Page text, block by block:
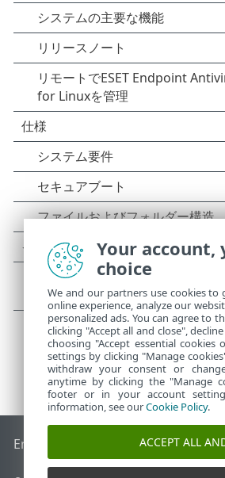
End of Life ESETナレッジベース
Your account,
choice
We and our partners use cookies
online experience, analyze our
personalized ads. You can agree to
clicking "Accept all and close",
choosing "Accept essential
settings by clicking "Manage
withdraw your consent or
anytime by clicking the "Manage
footer or in your account
information, see ourCookie Policy.
ACCEPT ALL